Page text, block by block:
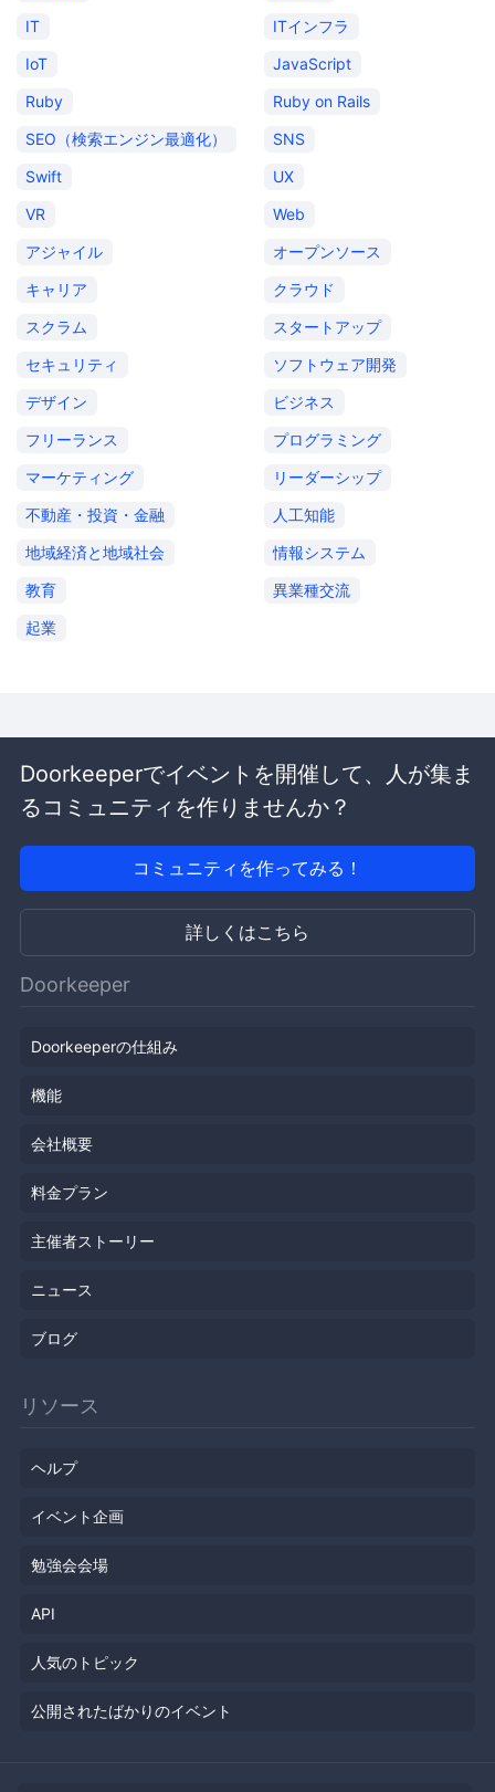
IT
ITインフラ
IoT
JavaScript
Ruby
Ruby on Rails
SEO（検索エンジン最適化）
SNS
Swift
UX
VR
Web
アジャイル
オープンソース
キャリア
クラウド
スクラム
スタートアップ
セキュリティ
ソフトウェア開発
デザイン
ビジネス
フリーランス
プログラミング
マーケティング
リーダーシップ
不動産・投資・金融
人工知能
地域経済と地域社会
情報システム
教育
異業種交流
起業
Doorkeeperでイベントを開催して、人が集ま
るコミュニティを作りませんか？
コミュニティを作ってみる！
詳しくはこちら
Doorkeeper
Doorkeeperの仕組み
機能
会社概要
料金プラン
主催者ストーリー
ニュース
ブログ
リソース
ヘルプ
イベント企画
勉強会会場
API
人気のトピック
公開されたばかりのイベント